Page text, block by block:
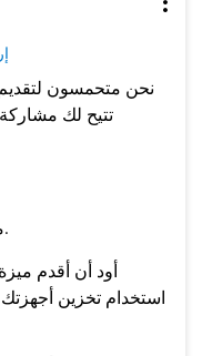
نحن متحمسون لتقديم
تتيح لك
مرحبا، أنا مدير ميزة مشاركة التخزين.
أود أن أقدم
استخدام تخزين أجهزتك